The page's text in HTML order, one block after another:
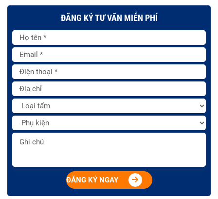
ĐĂNG KÝ TƯ VẤN MIỄN PHÍ
ĐĂNG KÝ NGAY